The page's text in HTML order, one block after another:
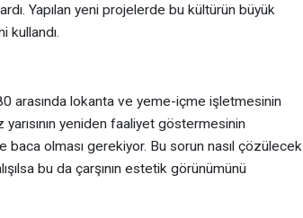
Yapılan yeni projelerde bu kültürün büyük
kullandı.
arasında lokanta ve yeme-içme işletmesinin
yeniden faaliyet göstermesinin
olması gerekiyor. Bu sorun nasıl çözülecek
bu da çarşının estetik görünümünü